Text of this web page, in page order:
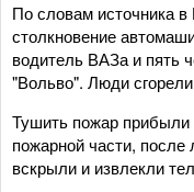
По словам источника
столкновение
водитель ВАЗа и пять
"Вольво". Люди
Тушить пожар
пожарной части, после
вскрыли и извлекли